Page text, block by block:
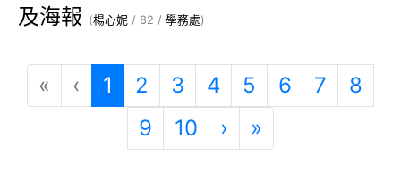
及海報 (楊心妮 / 82 / 學務處)
« ‹ 1 (目前頁次)
2 3 4 5 6 7
8
9
10 › 下一頁
»